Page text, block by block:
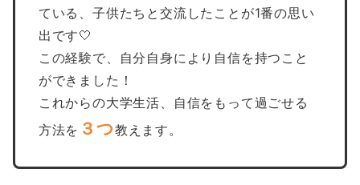
ている、子供たちと交流したことが1番の思い
出です🤍
この経験で、自分自身により自信を持つこと
ができました！
これからの大学生活、自信をもって過ごせる
方法を ３つ教えます。